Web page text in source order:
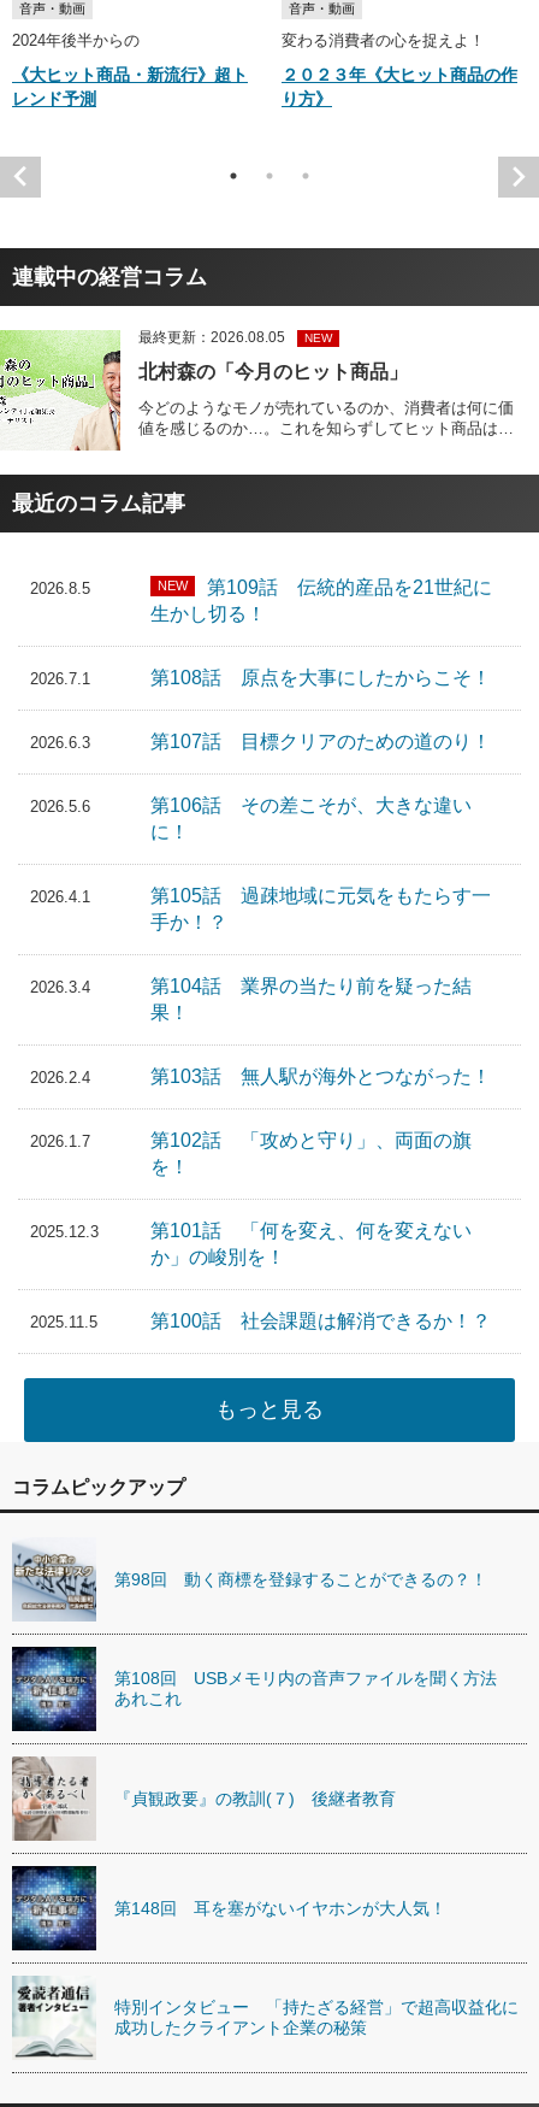
音声・動画
2024年後半からの
《大ヒット商品・新流行》超ト
レンド予測
音声・動画
変わる消費者の心を捉えよ！
２０２３年《大ヒット商品の作
り方》
連載中の経営コラム
最終更新：2026.08.05 NEW
北村森の「今月のヒット商品」
今どのようなモノが売れているのか、消費者は何に価
値を感じるのか…。これを知らずしてヒット商品は作
商品予想、トレンド分析、開発秘話…などをレポート
します。ヒット商品をつくるためのヒントとしてお役
立てください。
最近のコラム記事
2026.8.5 NEW
第109話 伝統的産品を21世紀に
生かし切る！
2026.7.1 第108話 原点を大事にしたからこそ！
2026.6.3 第107話 目標クリアのための道のり！
2026.5.6
第106話 その差こそが、大きな違い
に！
2026.4.1
第105話 過疎地域に元気をもたらす一
手か！？
2026.3.4
第104話 業界の当たり前を疑った結
果！
2026.2.4 第103話 無人駅が海外とつながった！
2026.1.7
第102話 「攻めと守り」、両面の旗
を！
2025.12.3
第101話 「何を変え、何を変えない
か」の峻別を！
2025.11.5 第100話 社会課題は解消できるか！？
もっと見る
コラムピックアップ
第98回 動く商標を登録することができるの？！
第108回 USBメモリ内の音声ファイルを聞く方法
あれこれ
『貞観政要』の教訓(７) 後継者教育
第148回 耳を塞がないイヤホンが大人気！
特別インタビュー 「持たざる経営」で超高収益化に
成功したクライアント企業の秘策